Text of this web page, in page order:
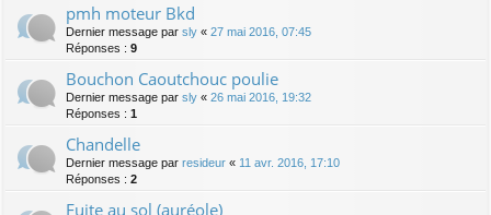
pmh moteur Bkd
Dernier message par sly « 27 mai 2016, 07:45
Réponses : 9
Bouchon Caoutchouc poulie
Dernier message par sly « 26 mai 2016, 19:32
Réponses : 1
Chandelle
Dernier message par resideur « 11 avr. 2016, 17:10
Réponses : 2
Fuite au sol (auréole)